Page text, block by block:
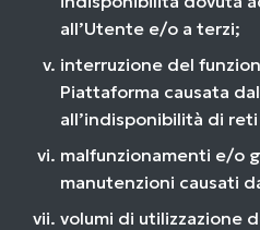
all’Utente e/o a terzi;
interruzione del
Piattaforma causata
all’indisponibilità di
malfunzionamenti e/o
manutenzioni causati
volumi di utilizzazione